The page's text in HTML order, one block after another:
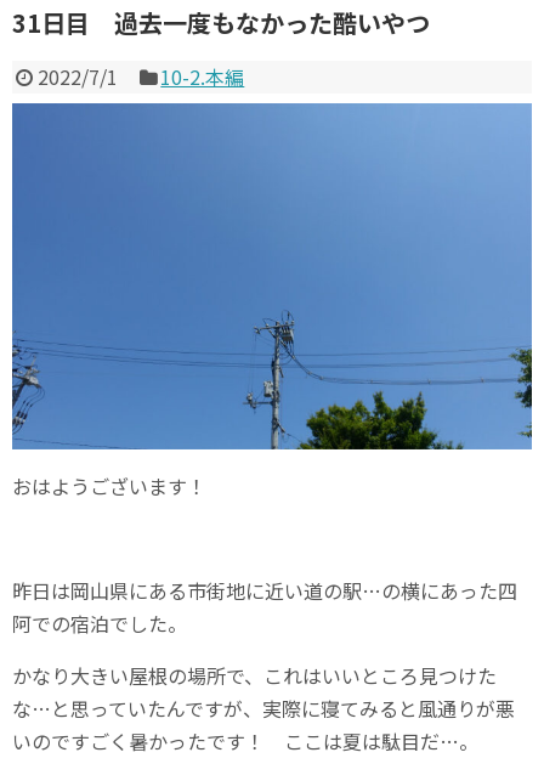
31日目 過去一度もなかった酷いやつ
2022/7/1 10-2.本編
おはようございます！
昨日は岡山県にある市街地に近い道の駅…の横にあった四
阿での宿泊でした。
かなり大きい屋根の場所で、これはいいところ見つけた
な…と思っていたんですが、実際に寝てみると風通りが悪
いのですごく暑かったです！ ここは夏は駄目だ…。